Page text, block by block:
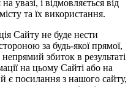
увазі, і відмовляється від
та їх використання.
Сайту не буде нести
за будь-якої прямої,
збиток в результаті
на цьому Сайті або на
є посилання з нашого сайту,